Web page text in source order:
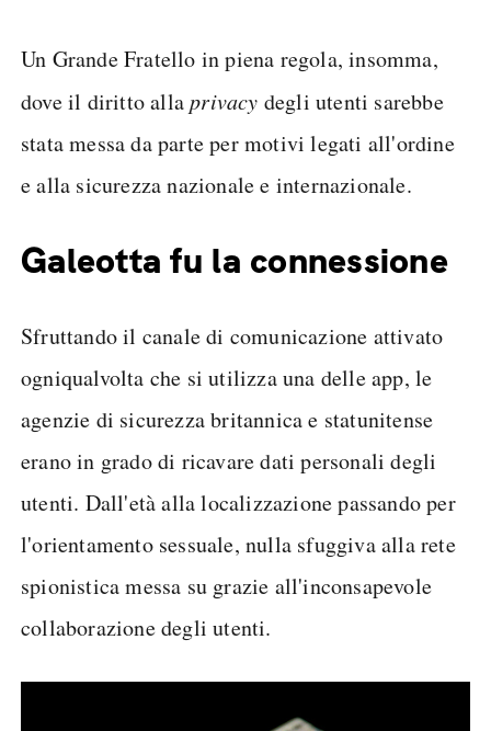
Un Grande Fratello in piena regola, insomma,
dove il diritto allaprivacy degli utenti sarebbe
stata messa da parte per motivi legati all'ordine
e alla sicurezza nazionale e internazionale.
Galeotta fu la connessione
Sfruttando il canale di comunicazione attivato
ogniqualvolta che si utilizza una delle app, le
agenzie di sicurezza britannica e statunitense
erano in grado di ricavare dati personali degli
utenti. Dall'età alla localizzazione passando per
l'orientamento sessuale, nulla sfuggiva alla rete
spionistica messa su grazie all'inconsapevole
collaborazione degli utenti.